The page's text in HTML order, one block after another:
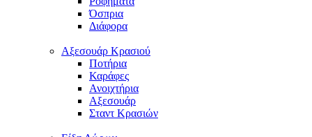
Όσπρια
Διάφορα
Aξεσουάρ Κρασιού
Ποτήρια
Καράφες
Ανοιχτήρια
Αξεσουάρ
Σταντ Κρασιών